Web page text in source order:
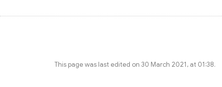
This page was last edited on 30 March 2021, at 01:38.